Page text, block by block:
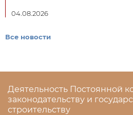
04.08.2026
Все новости
Деятельность Постоянной
законодательству и
строительству